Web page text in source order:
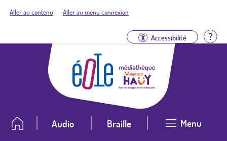
Aller au contenu Aller au menu connexion
Accessibilité
Audio Braille Menu